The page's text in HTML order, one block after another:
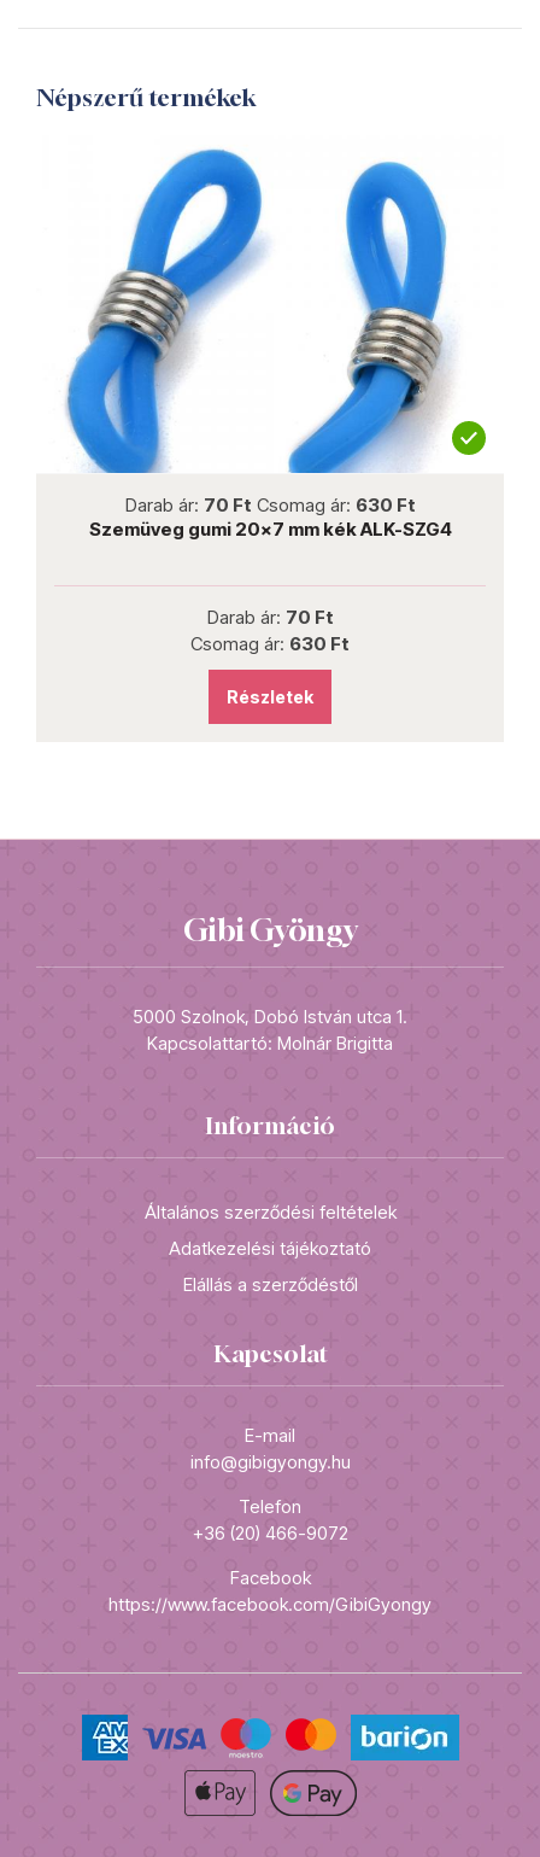
Népszerű termékek
Darab ár: 70 Ft Csomag ár: 630 Ft
Szemüveg gumi 20x7 mm kék ALK-SZG4
Darab ár: 70 Ft
Csomag ár: 630 Ft
Részletek
Gibi Gyöngy
5000 Szolnok, Dobó István utca 1.
Kapcsolattartó: Molnár Brigitta
Információ
Általános szerződési feltételek
Adatkezelési tájékoztató
Elállás a szerződéstől
Kapcsolat
E-mail
info@gibigyongy.hu
Telefon
+36 (20) 466-9072
Facebook
https://www.facebook.com/GibiGyongy